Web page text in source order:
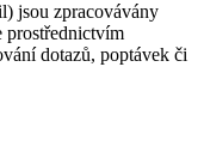
jsou zpracovávány
prostřednictvím
dotazů, poptávek či